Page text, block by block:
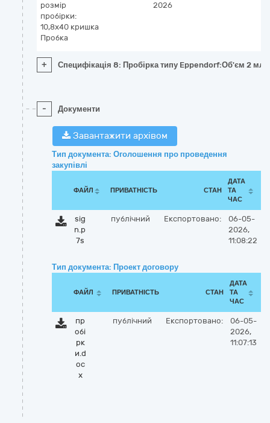
розмір
пробірки:
10,8x40 кришка
Пробка
2026
+ Специфікація 8: Пробірка типу Eppendorf:Об'єм 2 мл.
- Документи
Завантажити архівом
Тип документа: Оголошення про проведення
закупівлі
ФАЙЛ ПРИВАТНІСТЬ СТАН
ДАТА
ТА
ЧАС
sig
n.p
7s
публічний Експортовано:
06-05-
2026,
11:08:22
Тип документа: Проект договору
ФАЙЛ ПРИВАТНІСТЬ СТАН
ДАТА
ТА
ЧАС
пр
обі
рк
и.d
oc
x
публічний Експортовано:
06-05-
2026,
11:07:13